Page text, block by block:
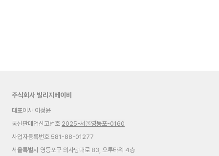
주식회사 빌리지베이비
대표이사 이정윤
통신판매업신고번호 2025-서울영등포-0160
사업자등록번호 581-88-01277
서울특별시 영등포구 의사당대로 83, 오투타워 4층